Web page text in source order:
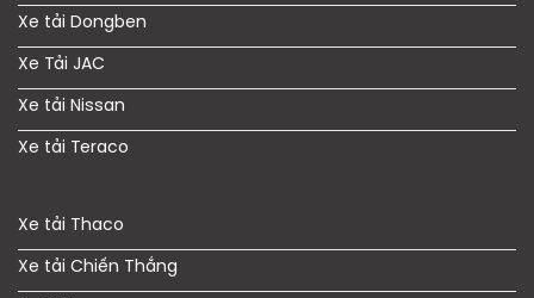
Xe tải Dongben
Xe Tải JAC
Xe tải Nissan
Xe tải Teraco
Xe tải Thaco
Xe tải Chiến Thắng